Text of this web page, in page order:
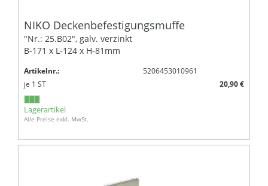
NIKO Deckenbefestigungsmuffe
"Nr.: 25.B02", galv. verzinkt
B-171 x L-124 x H-81mm
Artikelnr.:
5206453010961
je 1 ST 20,90 €
Lagerartikel
Alle Preise exkl. MwSt.